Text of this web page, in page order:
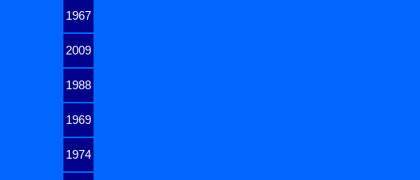
1967
2009
1988
1969
1974